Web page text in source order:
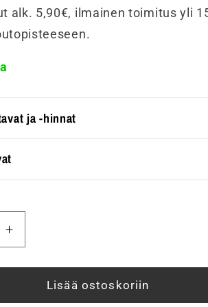
alk. 5,90€, ilmainen toimitus yli
ja -hinnat
Lisää
tuotteen
Peitelevy
Jussi,
Lisää ostoskoriin